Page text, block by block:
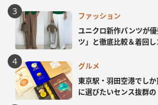
ファッション
ユニクロ新作パンツが
ツ」と徹底比較＆着回
グルメ
東京駅・羽田空港でし
に選びたいセンス抜群の